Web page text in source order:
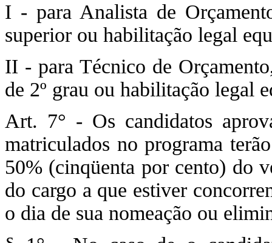
I - para Analista de
superior ou habilitação legal
II - para Técnico de
de 2º grau ou habilitação legal
Art. 7° - Os candidatos
matriculados no programa
50% (cinqüenta por cento) do
do cargo a que estiver
o dia de sua nomeação ou